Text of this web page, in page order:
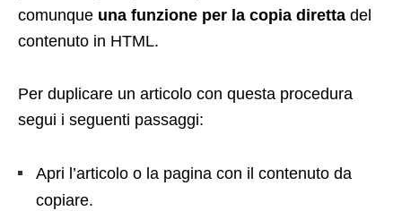
comunque una funzione per la copia diretta del
contenuto in HTML.
Per duplicare un articolo con questa procedura
segui i seguenti passaggi:
Apri l’articolo o la pagina con il contenuto da
copiare.